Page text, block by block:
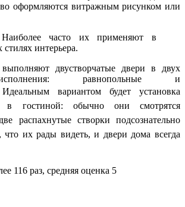
оформляются витражным рисунком или
Наиболее часто их применяют в
стилях интерьера.
двустворчатые двери в двух
равнопольные и
Идеальным вариантом будет установка
в гостиной: обычно они смотрятся
распахнутые створки подсознательно
что их рады видеть, и двери дома всегда
116 раз, средняя оценка 5